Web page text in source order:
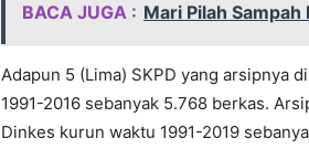
BACA JUGA : Mari Pilah Sampah
Adapun 5 (Lima) SKPD yang arsipnya
1991-2016 sebanyak 5.768 berkas.
Dinkes kurun waktu 1991-2019